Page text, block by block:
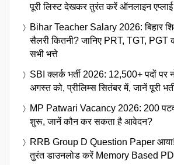
पूरी लिस्ट देखकर तुरंत करें ऑनलाइन एप्लाई
Bihar Teacher Salary 2026: बिहार
सैलरी कितनी? जानिए PRT, TGT, PGT
सभी भत्ते
SBI क्लर्क भर्ती 2026: 12,500+ पदों पर
अगस्त को, प्रीलिम्स सितंबर में, जानें पूरी
MP Patwari Vacancy 2026: 200
शुरू, जानें कौन कर सकता है आवेदन?
RRB Group D Question Paper
तुरंत डाउनलोड करें Memory Based